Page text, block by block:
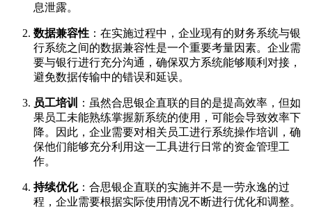
息泄露。
数据兼容性 ：在实施过程中，企业现有的财务系统与银
行系统之间的数据兼容性是一个重要考量因素。企业需
要与银行进行充分沟通，确保双方系统能够顺利对接，
避免数据传输中的错误和延误。
员工培训
：虽然合思银企直联的目的是提高效率，但如
果员工未能熟练掌握新系统的使用，可能会导致效率下
降。因此，企业需要对相关员工进行系统操作培训，确
保他们能够充分利用这一工具进行日常的资金管理工
作。
持续优化：合思银企直联的实施并不是一劳永逸的过
程，企业需要根据实际使用情况不断进行优化和调整。